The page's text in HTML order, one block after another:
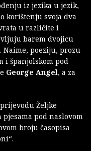
iz jezika u jezik,
korištenju svoja dva
u različite i
barem dvojicu
poeziju, prozu
i španjolskom pod
George Angel, a za
Željke
pod naslovom
broju časopisa